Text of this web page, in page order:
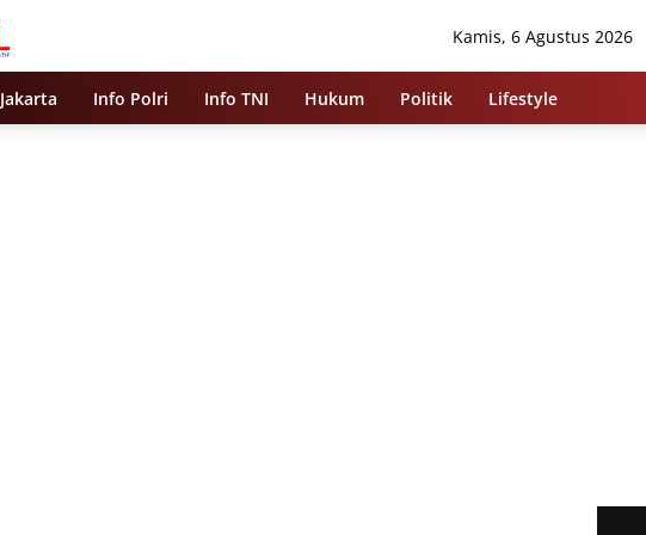
Kamis, 6 Agustus 2026
Jakarta Info Polri Info TNI Hukum Politik Lifestyle